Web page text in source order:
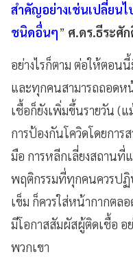
สำคัญอย่างเช่นเปลี่ยน
ชนิดอื่นๆ” ศ.ดร.ธีระศัก
อย่างไรก็ตาม ต่อให้ตอนนี้
และทุกคนสามารถถอดห
เชื้อก็ยังเพิ่มขึ้นรายวัน (
การป้องกันโควิดโดยการ
มือ การหลีกเลี่ยงสถานที่
พฤติกรรมที่ทุกคนควรป
เข็ม ก็ควรใส่หน้ากากตล
มีโอกาสสัมผัสผู้ติดเชื้อ อ
พวกเขา